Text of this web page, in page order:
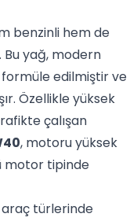
benzinli hem de
yağ, modern
edilmiştir ve
Özellikle yüksek
çalışan
, motoru yüksek
motor tipinde
araç türlerinde